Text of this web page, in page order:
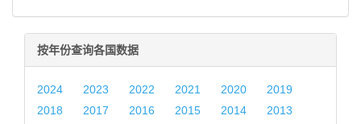
按年份查询各国数据
2024 2023 2022 2021 2020
2019
2018
2017 2016 2015 2014
2013